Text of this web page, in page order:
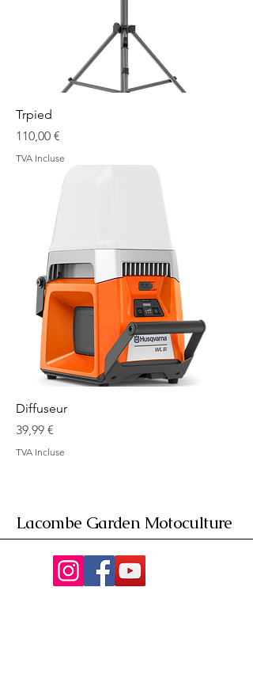
Trpied
Prix
110,00 €
TVA Incluse
Diffuseur
Prix
39,99 €
TVA Incluse
Lacombe Garden Motoculture